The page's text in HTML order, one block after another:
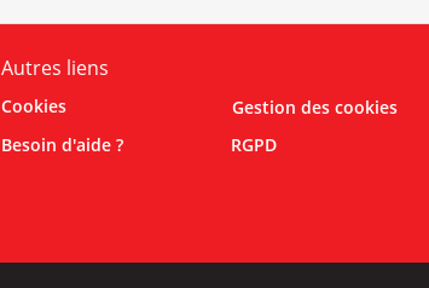
Autres liens
Cookies Gestion des cookies
Besoin d'aide ?
RGPD